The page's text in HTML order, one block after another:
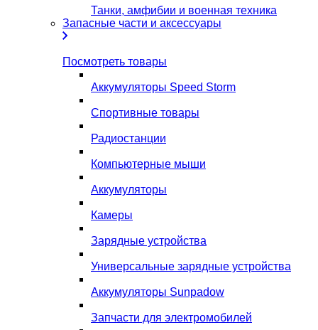
Танки, амфибии и военная техника
Запасные части и аксессуары
Посмотреть товары
Аккумуляторы Speed Storm
Спортивные товары
Радиостанции
Компьютерные мыши
Аккумуляторы
Камеры
Зарядные устройства
Универсальные зарядные устройства
Аккумуляторы Sunpadow
Запчасти для электромобилей